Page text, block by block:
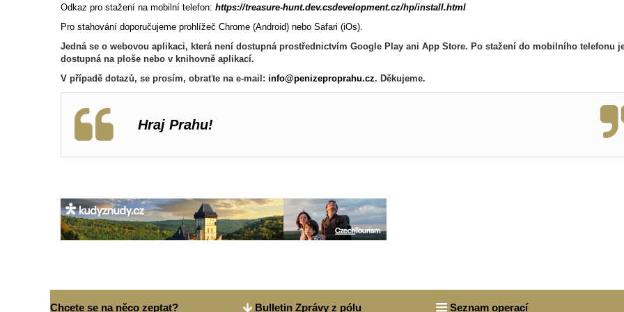
Odkaz pro stažení na mobilní telefon: https://treasure-hunt.dev.csdevelopment.cz/hp/install.html
Pro stahování doporučujeme prohlížeč Chrome (Android) nebo Safari (iOs).
Jedná se o webovou aplikaci, která není dostupná prostřednictvím Google Play ani App Store. Po stažení do mobilního telefonu
dostupná na ploše nebo v knihovně aplikací.
V případě dotazů, se prosím, obraťte na e-mail: info@penizeproprahu.cz. Děkujeme.
Hraj Prahu!
Chcete se na něco zeptat? Bulletin Zprávy z pólu Seznam operací